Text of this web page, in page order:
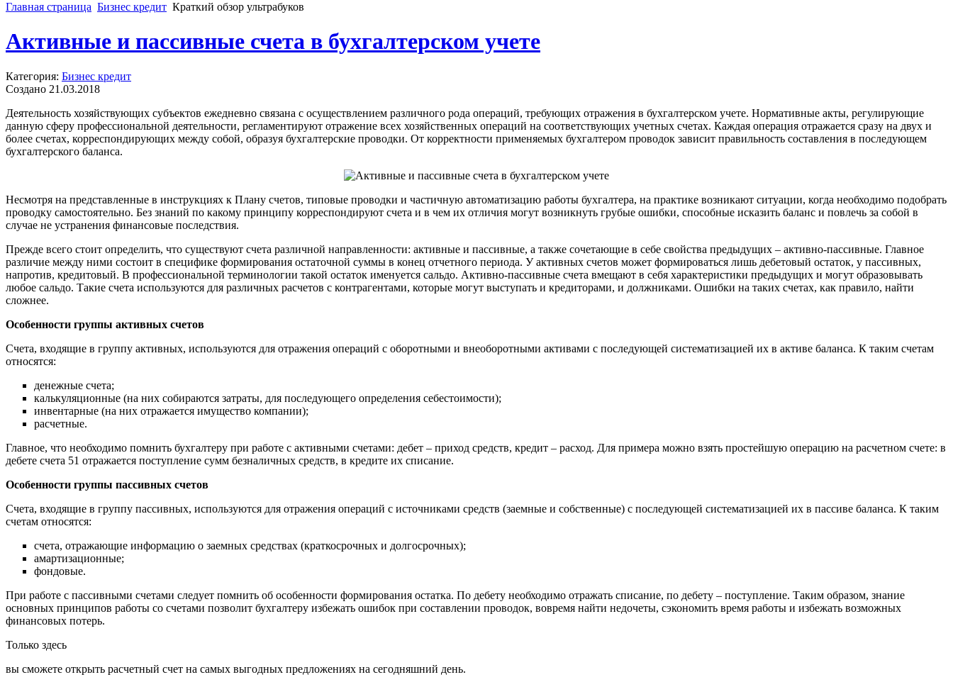
Главная страница Бизнес кредит Краткий обзор ультрабуков
Активные и пассивные счета в бухгалтерском учете
Категория: Бизнес кредит
Создано 21.03.2018
Деятельность хозяйствующих субъектов ежедневно связана с осуществлением различного рода операций, требующих отражения в бухгалтерском учете. Нормативные акты, регулирующие
данную сферу профессиональной деятельности, регламентируют отражение всех хозяйственных операций на соответствующих учетных счетах. Каждая операция отражается сразу на двух и
более счетах, корреспондирующих между собой, образуя бухгалтерские проводки. От корректности применяемых бухгалтером проводок зависит правильность составления в последующем
бухгалтерского баланса.
Несмотря на представленные в инструкциях к Плану счетов, типовые проводки и частичную автоматизацию работы бухгалтера, на практике возникают ситуации, когда необходимо подобрать
проводку самостоятельно. Без знаний по какому принципу корреспондируют счета и в чем их отличия могут возникнуть грубые ошибки, способные исказить баланс и повлечь за собой в
случае не устранения финансовые последствия.
Прежде всего стоит определить, что существуют счета различной направленности: активные и пассивные, а также сочетающие в себе свойства предыдущих – активно-пассивные. Главное
различие между ними состоит в специфике формирования остаточной суммы в конец отчетного периода. У активных счетов может формироваться лишь дебетовый остаток, у пассивных,
напротив, кредитовый. В профессиональной терминологии такой остаток именуется сальдо. Активно-пассивные счета вмещают в себя характеристики предыдущих и могут образовывать
любое сальдо. Такие счета используются для различных расчетов с контрагентами, которые могут выступать и кредиторами, и должниками. Ошибки на таких счетах, как правило, найти
сложнее.
Особенности группы активных счетов
Счета, входящие в группу активных, используются для отражения операций с оборотными и внеоборотными активами с последующей систематизацией их в активе баланса. К таким счетам
относятся:
денежные счета;
калькуляционные (на них собираются затраты, для последующего определения себестоимости);
инвентарные (на них отражается имущество компании);
расчетные.
Главное, что необходимо помнить бухгалтеру при работе с активными счетами: дебет – приход средств, кредит – расход. Для примера можно взять простейшую операцию на расчетном счете: в
дебете счета 51 отражается поступление сумм безналичных средств, в кредите их списание.
Особенности группы пассивных счетов
Счета, входящие в группу пассивных, используются для отражения операций с источниками средств (заемные и собственные) с последующей систематизацией их в пассиве баланса. К таким
счетам относятся:
счета, отражающие информацию о заемных средствах (краткосрочных и долгосрочных);
амартизационные;
фондовые.
При работе с пассивными счетами следует помнить об особенности формирования остатка. По дебету необходимо отражать списание, по дебету – поступление. Таким образом, знание
основных принципов работы со счетами позволит бухгалтеру избежать ошибок при составлении проводок, вовремя найти недочеты, сэкономить время работы и избежать возможных
финансовых потерь.
Только здесь
вы сможете открыть расчетный счет на самых выгодных предложениях на сегодняшний день.